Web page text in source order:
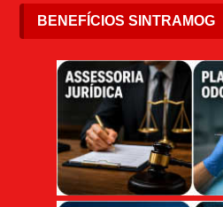
BENEFÍCIOS SINTRAMOG